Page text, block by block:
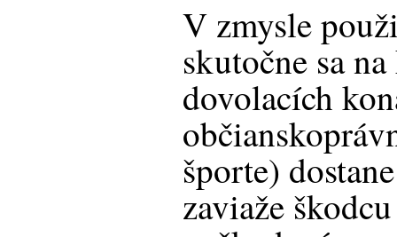
V zmysle
skutočne sa
dovolacích
športe)
zaviaže